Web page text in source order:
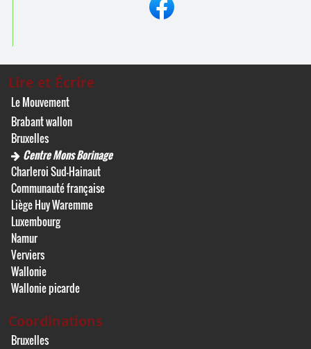
Lire et Écrire
Le Mouvement
Brabant wallon
Bruxelles
Centre Mons Borinage
Charleroi Sud-Hainaut
Communauté française
Liège Huy Waremme
Luxembourg
Namur
Verviers
Wallonie
Wallonie picarde
Coordinations
Bruxelles